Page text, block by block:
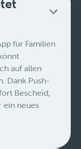
für Familien
auf allen
Dank Push-
Bescheid,
ein neues